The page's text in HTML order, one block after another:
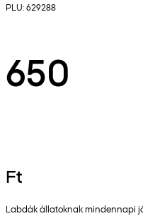
PLU: 629288
650
Ft
Labdák állatoknak mindennapi